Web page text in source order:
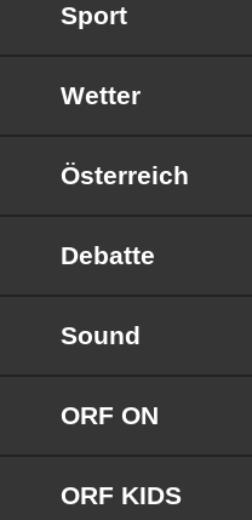
Sport
Wetter
Österreich
Debatte
Sound
ORF ON
ORF KIDS